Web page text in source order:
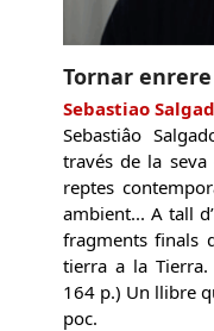
Tornar
Sebastiao
Sebastiâo
través de la
reptes
ambient... A tall
fragments finals
tierra a la Tierra.
164 p.) Un llibre
poc.